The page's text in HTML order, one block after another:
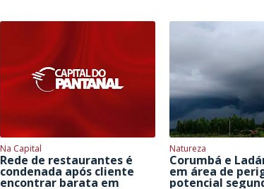
Na Capital
Rede de restaurantes é
condenada após cliente
encontrar barata em
Natureza
Corumbá e
em área de
potencial